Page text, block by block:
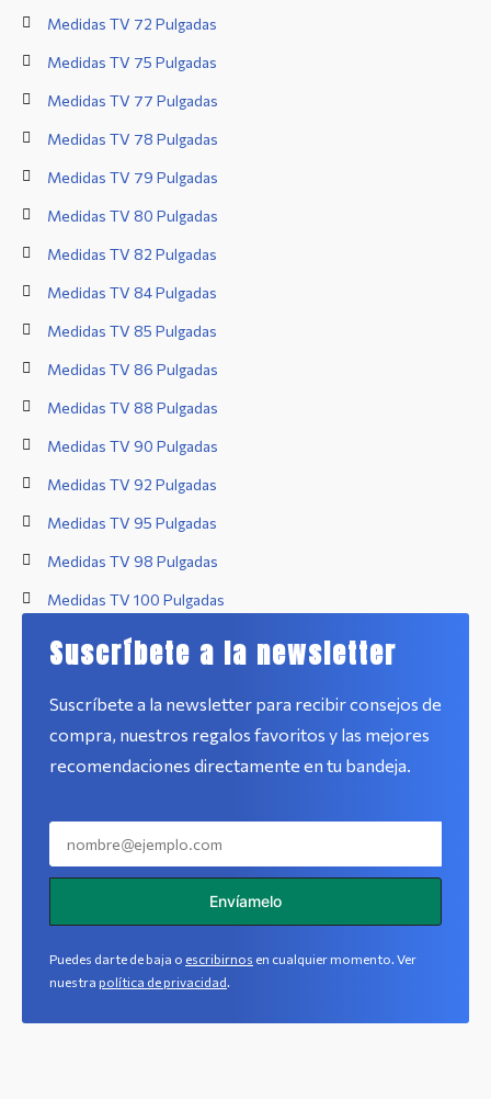
Medidas TV 72 Pulgadas
Medidas TV 75 Pulgadas
Medidas TV 77 Pulgadas
Medidas TV 78 Pulgadas
Medidas TV 79 Pulgadas
Medidas TV 80 Pulgadas
Medidas TV 82 Pulgadas
Medidas TV 84 Pulgadas
Medidas TV 85 Pulgadas
Medidas TV 86 Pulgadas
Medidas TV 88 Pulgadas
Medidas TV 90 Pulgadas
Medidas TV 92 Pulgadas
Medidas TV 95 Pulgadas
Medidas TV 98 Pulgadas
Medidas TV 100 Pulgadas
Suscríbete a la newsletter
Suscríbete a la newsletter para recibir consejos de
compra, nuestros regalos favoritos y las mejores
recomendaciones directamente en tu bandeja.
Envíamelo
Puedes darte de baja o escribirnos en cualquier momento. Ver
nuestra política de privacidad